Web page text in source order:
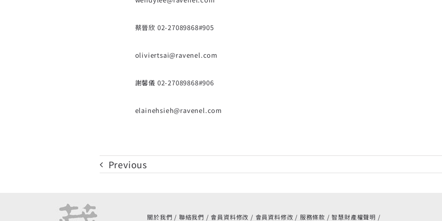
蔡晉欣 02-27089868#905
oliviertsai@ravenel.com
謝馨儀 02-27089868#906
elainehsieh@ravenel.com
Previous
關於我們 聯絡我們 會員資料修改 會員資料修改 服務條款 智慧財產權聲明